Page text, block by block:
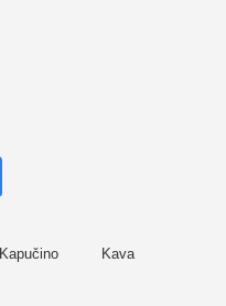
Kapučino Kava